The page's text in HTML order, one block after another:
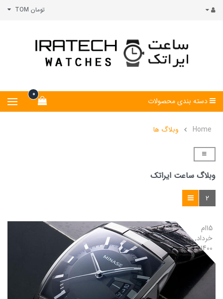
تومان TOM
0
دسته بندی محصولات
Home وبلاگ ها
وبلاگ ساعت ایراتک
2
15ام
خرداد,
1400